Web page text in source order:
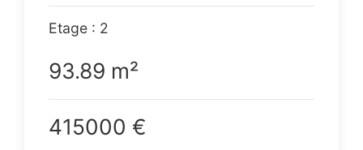
Etage : 2
93.89 m²
415000 €